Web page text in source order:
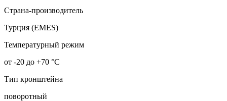
Страна-производитель
Турция (EMES)
Температурный режим
от -20 до +70 °С
Тип кронштейна
поворотный